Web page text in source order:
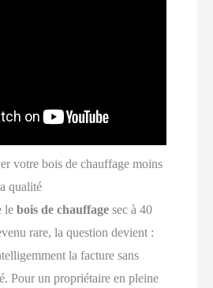
votre bois de chauffage moins
qualité
lebois de chauffage sec à 40
rare, la question devient :
la facture sans
Pour un propriétaire en pleine